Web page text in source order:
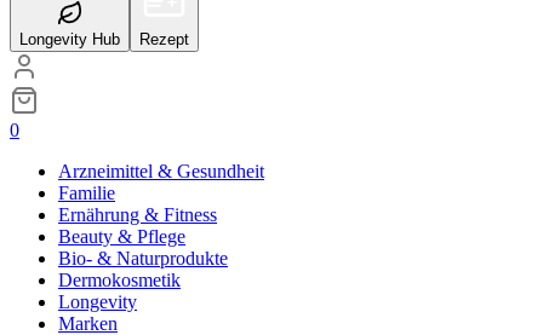
Longevity Hub Rezept
0
Arzneimittel & Gesundheit
Familie
Ernährung & Fitness
Beauty & Pflege
Bio- & Naturprodukte
Dermokosmetik
Longevity
Marken